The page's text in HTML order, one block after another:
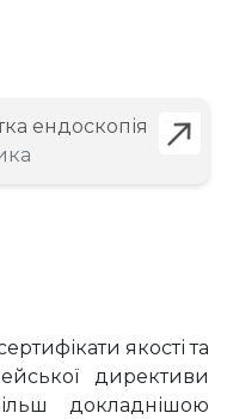
ендоскопія
якості та
директиви
докладнішою